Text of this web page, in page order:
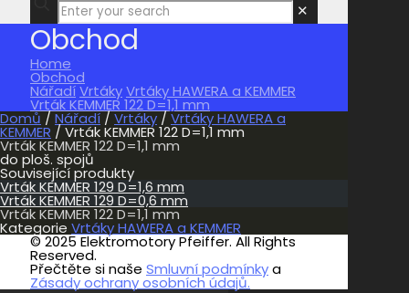
✕
Obchod
Home
Obchod
NářadíVrtákyVrtáky HAWERA a KEMMER
Vrták KEMMER 122 D=1,1 mm
Domů / Nářadí / Vrtáky / Vrtáky HAWERA a
KEMMER / Vrták KEMMER 122 D=1,1 mm
Vrták KEMMER 122 D=1,1 mm
do ploš. spojů
Související produkty
Vrták KEMMER 129 D=1,6 mm
Vrták KEMMER 129 D=0,6 mm
Vrták KEMMER 122 D=1,1 mm
Kategorie Vrtáky HAWERA a KEMMER
© 2025 Elektromotory Pfeiffer. All Rights
Reserved.
Přečtěte si naše Smluvní podmínkya
Zásady ochrany osobních údajů.